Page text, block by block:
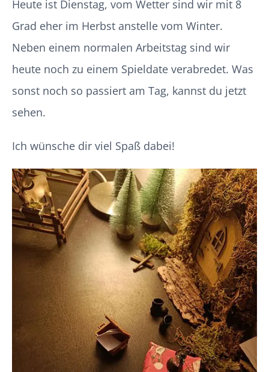
Heute ist Dienstag, vom Wetter sind wir mit 8
Grad eher im Herbst anstelle vom Winter.
Neben einem normalen Arbeitstag sind wir
heute noch zu einem Spieldate verabredet. Was
sonst noch so passiert am Tag, kannst du jetzt
sehen.
Ich wünsche dir viel Spaß dabei!